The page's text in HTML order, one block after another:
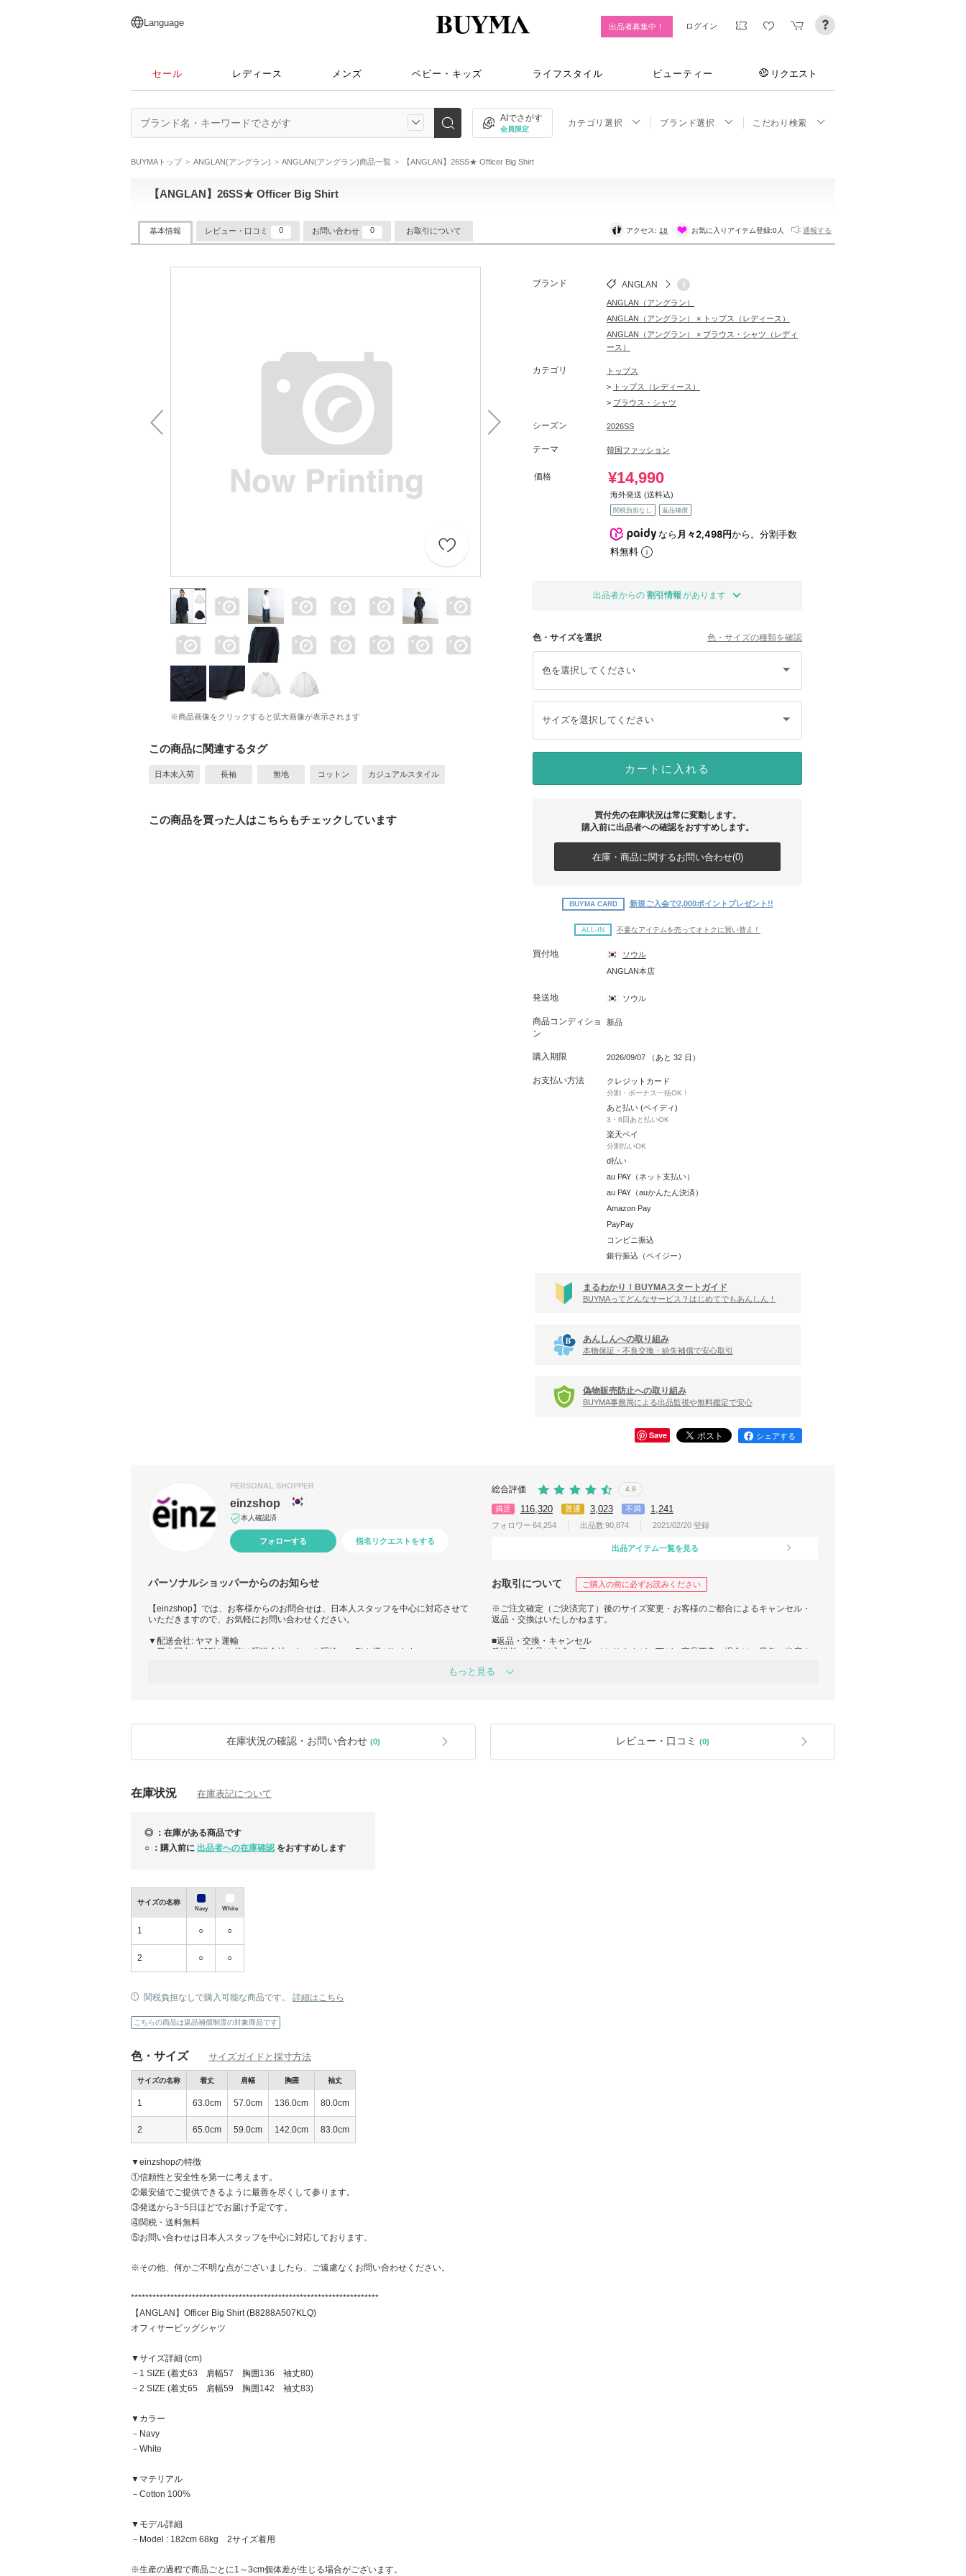
日本語
English
简体中文
繁體中文
Language 出品者募集中！ ログイン
セール レディース メンズ ベビー・キッズ ライフスタイル ビューティー リクエスト
AIでさがす
会員限定
カテゴリ選択 ブランド選択 こだわり検索
BUYMAトップ ANGLAN(アングラン) ANGLAN(アングラン)商品一覧 【ANGLAN】26SS★ Officer Big Shirt
【ANGLAN】26SS★ Officer Big Shirt
基本情報 レビュー・口コミ 0 お問い合わせ 0 お取引について アクセス: 18 お気に入りアイテム登録:0人 通報する
※商品画像をクリックすると拡大画像が表示されます
この商品に関連するタグ
日本未入荷 長袖 無地 コットン カジュアルスタイル
この商品を買った人はこちらもチェックしています
ブランド ANGLAN i
ANGLAN（アングラン）
ANGLAN（アングラン） × トップス（レディース）
ANGLAN（アングラン） × ブラウス・シャツ（レディ
ース）
カテゴリ
トップス
> トップス（レディース）
> ブラウス・シャツ
シーズン 2026SS
テーマ 韓国ファッション
価格 ¥14,990
海外発送 (送料込)
関税負担なし 返品補償
なら月々2,498円から。分割手数
料無料
出品者からの 割引情報 があります
色・サイズを選択 色・サイズの種類を確認
色を選択してください
サイズを選択してください
カートに入れる
買付先の在庫状況は常に変動します。
購入前に出品者への確認をおすすめします。
在庫・商品に関するお問い合わせ(0)
BUYMA CARD 新規ご入会で2,000ポイントプレゼント!!
ALL-IN 不要なアイテムを売ってオトクに買い替え！
買付地
ソウル
ANGLAN本店
発送地 ソウル
商品コンディショ
ン
新品
購入期限 2026/09/07 （あと 32 日）
お支払い方法 クレジットカード
分割・ボーナス一括OK！
あと払い (ペイディ)
3・6回あと払いOK
楽天ペイ
分割払いOK
d払い
au PAY（ネット支払い）
au PAY（auかんたん決済）
Amazon Pay
PayPay
コンビニ振込
銀行振込（ペイジー）
まるわかり！BUYMAスタートガイド
BUYMAってどんなサービス？はじめてでもあんしん！
あんしんへの取り組み
本物保証・不良交換・紛失補償で安心取引
偽物販売防止への取り組み
BUYMA事務局による出品監視や無料鑑定で安心
Save シェアする
PERSONAL SHOPPER
einzshop
本人確認済
フォローする 指名リクエストをする
総合評価 4.9
満足 116,320 普通 3,023 不満 1,241
フォロワー 64,254 出品数 90,874 2021/02/20 登録
出品アイテム一覧を見る
パーソナルショッパーからのお知らせ お取引について ご購入の前に必ずお読みください
【einzshop】では、お客様からのお問合せは、日本人スタッフを中心に対応させて
いただきますので、お気軽にお問い合わせください。
▼配送会社: ヤマト運輸
・日本国内へ移動した後は運送会社（ヤマト運輸）に引き継がれます。
※お届け予定日より遅延の可能性もございます。遅延の理由によるキャンセルは一
切受け付けておりませんので、予めご了承ください。
※新型コロナウイルスの影響で商品の到着に遅れが生じる可能性がございます。
※当店は、全ての商品に追跡番号がございますので安心してお買い求めください。
ろしくお願いいたします。
※ご注文確定（ご決済完了）後のサイズ変更・お客様のご都合によるキャンセル・
返品・交換はいたしかねます。
■返品・交換・キャンセル
発送前の検品は入念に行っておりますが、万が一商品不良の場合は、早急に当店ま
商品不良の場合、商品到着日から7日以内にご連絡ください。
ているラベル・ブランド名が記載されているもの)を紛失、破損してしまった場合
・タグの切り離し、付属品、保証書を紛失してしまった
・色やイメージ違い、サイズが合わない、ご注文のお間違いなど、お客様のご都合
・下着、水着、ピアスなどの衛生品
もっと見る
在庫状況の確認・お問い合わせ (0) レビュー・口コミ (0)
在庫状況 在庫表記について
◎ ：在庫がある商品です
○ ：購入前に 出品者への在庫確認 をおすすめします
サイズの名称
Navy White
1 ○ ○
2 ○ ○
関税負担なしで購入可能な商品です。 詳細はこちら
こちらの商品は返品補償制度の対象商品です
色・サイズ サイズガイドと採寸方法
サイズの名称 着丈 肩幅 胸囲 袖丈
1 63.0cm 57.0cm 136.0cm 80.0cm
2 65.0cm 59.0cm 142.0cm 83.0cm
▼einzshopの特徴
①信頼性と安全性を第一に考えます。
②最安値でご提供できるように最善を尽くして参ります。
③発送から3~5日ほどでお届け予定です。
④関税・送料無料
⑤お問い合わせは日本人スタッフを中心に対応しております。
※その他、何かご不明な点がございましたら、ご遠慮なくお問い合わせください。
*********************************************************************
【ANGLAN】Officer Big Shirt (B8288A507KLQ)
オフィサービッグシャツ
▼サイズ詳細 (cm)
－1 SIZE (着丈63 肩幅57 胸囲136 袖丈80)
－2 SIZE (着丈65 肩幅59 胸囲142 袖丈83)
▼カラー
－Navy
－White
▼マテリアル
－Cotton 100%
▼モデル詳細
－Model : 182cm 68kg 2サイズ着用
※生産の過程で商品ごとに1～3cm個体差が生じる場合がございます。